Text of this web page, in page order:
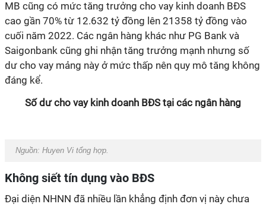
MB cũng có mức tăng trưởng cho vay kinh doanh BĐS
cao gần 70% từ 12.632 tỷ đồng lên 21358 tỷ đồng vào
cuối năm 2022. Các ngân hàng khác như PG Bank và
Saigonbank cũng ghi nhận tăng trưởng mạnh nhưng số
dư cho vay mảng này ở mức thấp nên quy mô tăng không
đáng kể.
Số dư cho vay kinh doanh BĐS tại các ngân hàng
Nguồn: Huyen Vi tổng hợp.
Không siết tín dụng vào BĐS
Đại diện NHNN đã nhiều lần khẳng định đơn vị này chưa